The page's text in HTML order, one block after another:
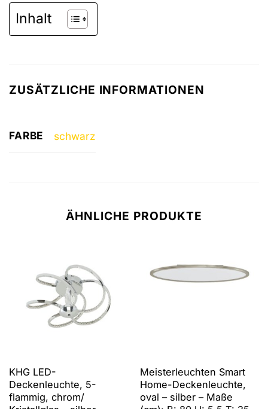
Inhalt
ZUSÄTZLICHE INFORMATIONEN
FARBE schwarz
ÄHNLICHE PRODUKTE
KHG LED-
Deckenleuchte, 5-
flammig, chrom/
Kristallglas – silber –
Meisterleuchten Smart
Home-Deckenleuchte,
oval – silber – Maße
(cm): B: 80 H: 5,5 T: 35